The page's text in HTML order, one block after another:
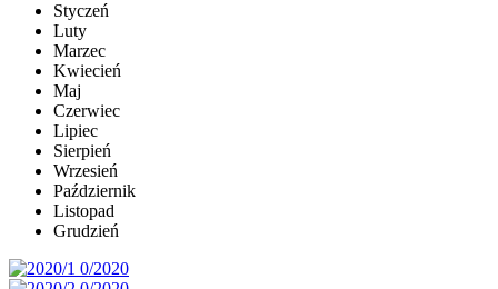
Styczeń
Luty
Marzec
Kwiecień
Maj
Czerwiec
Lipiec
Sierpień
Wrzesień
Październik
Listopad
Grudzień